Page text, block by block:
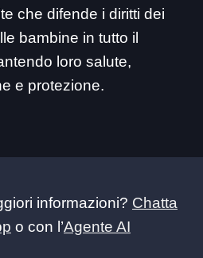
che difende i diritti dei
bambine in tutto il
loro salute,
e protezione.
informazioni? Chatta
o con l’Agente AI